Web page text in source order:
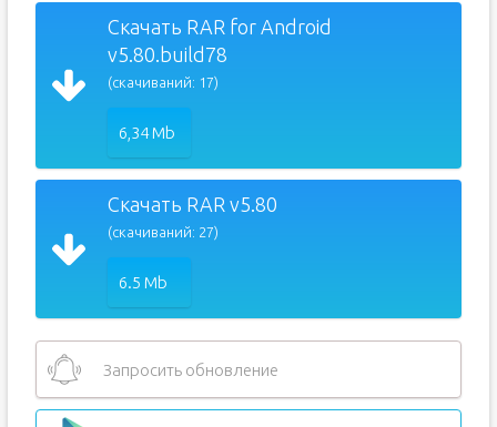
Скачать RAR for Android
v5.80.build78
(скачиваний: 17)
6,34 Mb
Скачать RAR v5.80
(скачиваний: 27)
6.5 Mb
Запросить обновление